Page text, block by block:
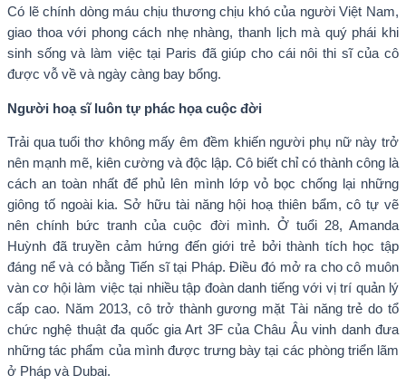
Có lẽ chính dòng máu chịu thương chịu khó của người Việt Nam,
giao thoa với phong cách nhẹ nhàng, thanh lịch mà quý phái khi
sinh sống và làm việc tại Paris đã giúp cho cái nôi thi sĩ của cô
được vỗ về và ngày càng bay bổng.
Người hoạ sĩ luôn tự phác họa cuộc đời
Trải qua tuổi thơ không mấy êm đềm khiến người phụ nữ này trở
nên mạnh mẽ, kiên cường và độc lập. Cô biết chỉ có thành công là
cách an toàn nhất để phủ lên mình lớp vỏ bọc chống lại những
giông tố ngoài kia. Sở hữu tài năng hội hoạ thiên bẩm, cô tự vẽ
nên chính bức tranh của cuộc đời mình. Ở tuổi 28, Amanda
Huỳnh đã truyền cảm hứng đến giới trẻ bởi thành tích học tập
đáng nể và có bằng Tiến sĩ tại Pháp. Điều đó mở ra cho cô muôn
vàn cơ hội làm việc tại nhiều tập đoàn danh tiếng với vị trí quản lý
cấp cao. Năm 2013, cô trở thành gương mặt Tài năng trẻ do tổ
chức nghệ thuật đa quốc gia Art 3F của Châu Âu vinh danh đưa
những tác phẩm của mình được trưng bày tại các phòng triển lãm
ở Pháp và Dubai.